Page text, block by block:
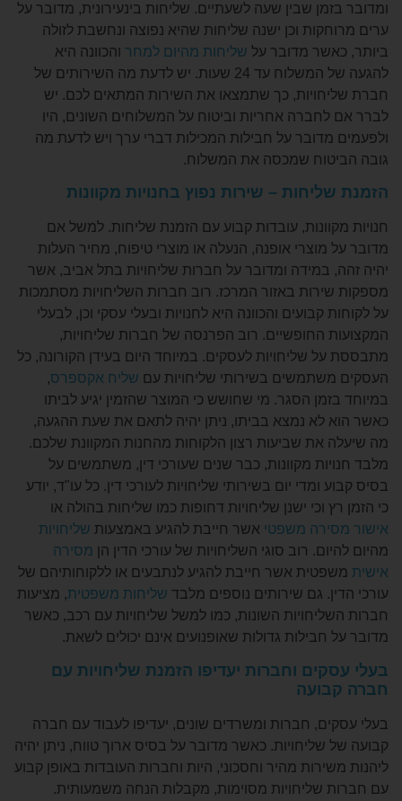
שבין שעה לשעתיים. שליחות בינעירונית, מדובר על
וכן ישנה שליחות שהיא נפוצה ונחשבת לזולה
מדובר עלשליחות מהיום למחרוהכוונה היא
להגעה של המשלוח עד 24 שעות. יש לדעת מה השירותים של
כך שתמצאו את השירות המתאים לכם. יש
אחריות וביטוח על המשלוחים השונים, היו
על חבילות המכילות דברי ערך ויש לדעת מה
שמכסה את המשלוח.
– שירות נפוץ בחנויות מקוונות
עובדות קבוע עם הזמנת שליחות. למשל אם
מוצרי אופנה, הנעלה או מוצרי טיפוח, מחיר העלות
במידה ומדובר על חברות שליחויות בתל אביב, אשר
באזור המרכז. רוב חברות השליחויות מסתמכות
קבועים והכוונה היא לחנויות ובעלי עסקי וכן, לבעלי
החופשיים. רוב הפרנסה של חברות שליחויות,
שליחויות לעסקים. במיוחד היום בעידן הקורונה, כל
בשירותי שליחויות עםשליח אקספרס,
הסגר. מי שחושש כי המוצר שהזמין יגיע לביתו
לא נמצא בביתו, ניתן יהיה לתאם את שעת ההגעה,
את שביעות רצון הלקוחות מהחנות המקוונת שלכם.
מקוונות, כבר שנים שעורכי דין, משתמשים על
ומדי יום בשירותי שליחויות לעורכי דין. כל עו"ד, יודע
וכי ישנן שליחויות דחופות כמו שליחות בהולה או
משפטיאשר חייבת להגיע באמצעותשליחויות
רוב סוגי השליחויות של עורכי הדין הןמסירה
אשר חייבת להגיע לנתבעים או ללקוחותיהם של
גם שירותים נוספים מלבדשליחות משפטית, מציעות
השונות, כמו למשל שליחויות עם רכב, כאשר
חבילות גדולות שאופנועים אינם יכולים לשאת.
וחברות יעדיפו הזמנת שליחויות עם
חברות ומשרדים שונים, יעדיפו לעבוד עם חברה
שליחויות. כאשר מדובר על בסיס ארוך טווח, ניתן יהיה
מהיר וחסכוני, היות וחברות העובדות באופן קבוע
שליחויות מסוימות, מקבלות הנחה משמעותית.